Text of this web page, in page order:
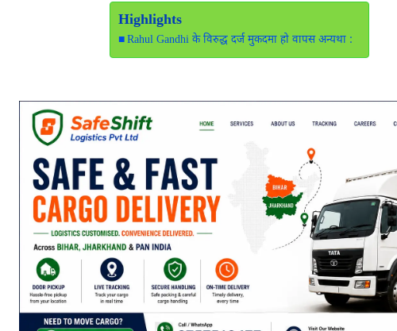
Highlights
Rahul Gandhi के विरुद्ध दर्ज मुकदमा हो वापस अन्यथा :